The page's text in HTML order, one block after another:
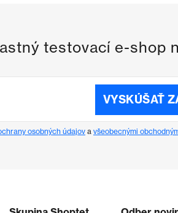
testovací e-shop
VYSKÚŠAŤ
osobných údajov a všeobecnými